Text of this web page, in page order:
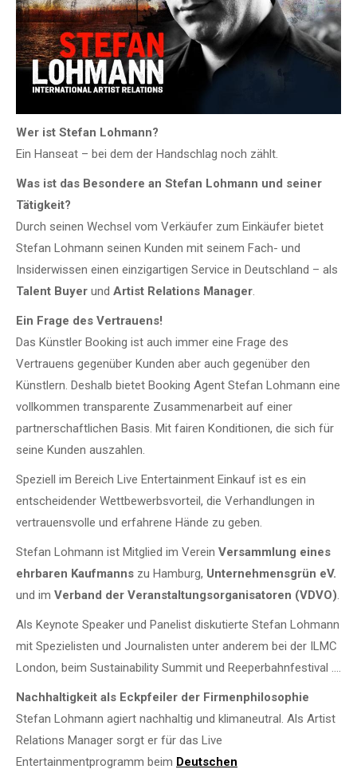
Wer ist Stefan Lohmann?
Ein Hanseat – bei dem der Handschlag noch zählt.
Was ist das Besondere an Stefan Lohmann und seiner
Tätigkeit?
Durch seinen Wechsel vom Verkäufer zum Einkäufer bietet
Stefan Lohmann seinen Kunden mit seinem Fach- und
Insiderwissen einen einzigartigen Service in Deutschland – als
Talent Buyer und Artist Relations Manager.
Ein Frage des Vertrauens!
Das Künstler Booking ist auch immer eine Frage des
Vertrauens gegenüber Kunden aber auch gegenüber den
Künstlern. Deshalb bietet Booking Agent Stefan Lohmann eine
vollkommen transparente Zusammenarbeit auf einer
partnerschaftlichen Basis. Mit fairen Konditionen, die sich für
seine Kunden auszahlen.
Speziell im Bereich Live Entertainment Einkauf ist es ein
entscheidender Wettbewerbsvorteil, die Verhandlungen in
vertrauensvolle und erfahrene Hände zu geben.
Stefan Lohmann ist Mitglied im Verein Versammlung eines
ehrbaren Kaufmanns zu Hamburg, Unternehmensgrün eV.
und im Verband der Veranstaltungsorganisatoren (VDVO).
Als Keynote Speaker und Panelist diskutierte Stefan Lohmann
mit Spezielisten und Journalisten unter anderem bei der ILMC
London, beim Sustainability Summit und Reeperbahnfestival ….
Nachhaltigkeit als Eckpfeiler der Firmenphilosophie
Stefan Lohmann agiert nachhaltig und klimaneutral. Als Artist
Relations Manager sorgt er für das Live
Entertainmentprogramm beim Deutschen